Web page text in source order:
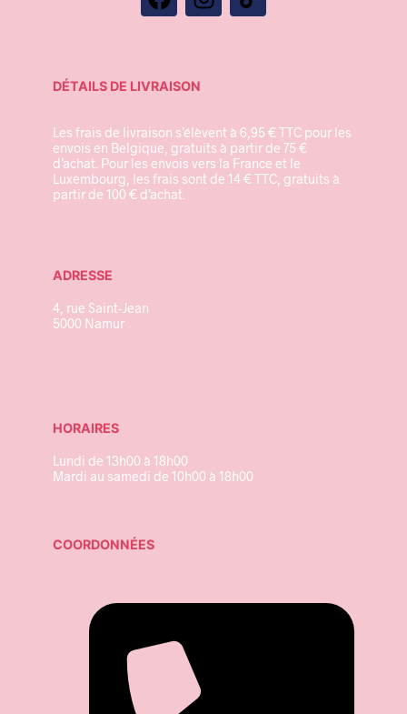
DÉTAILS DE LIVRAISON
Les frais de livraison s’élèvent à 6,95 € TTC pour les
envois en Belgique, gratuits à partir de 75 €
d’achat. Pour les envois vers la France et le
Luxembourg, les frais sont de 14 € TTC, gratuits à
partir de 100 € d’achat.
ADRESSE
4, rue Saint-Jean
5000 Namur
HORAIRES
Lundi de 13h00 à 18h00
Mardi au samedi de 10h00 à 18h00
COORDONNÉES